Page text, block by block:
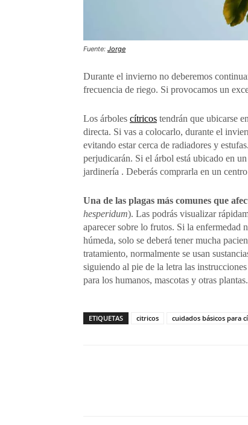
Fuente: Jorge
Durante el invierno no deberemos
frecuencia de riego. Si provocamos un
Los árboles cítricos tendrán que ubicarse
directa. Si vas a colocarlo, durante el
evitando estar cerca de radiadores y
perjudicarán. Si el árbol está ubicado en
jardinería . Deberás comprarla en un
Una de las plagas más comunes que
hesperidum). Las podrás visualizar
aparecer sobre lo frutos. Si la enfermedad
húmeda, solo se deberá tener mucha
tratamiento, normalmente se usan
siguiendo al pie de la letra las
para los humanos, mascotas y otras plantas.
ETIQUETAS citricos cuidados básicos para